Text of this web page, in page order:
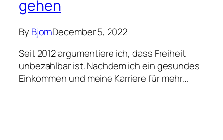
gehen
By BjornDecember 5, 2022
Seit 2012 argumentiere ich, dass Freiheit
unbezahlbar ist. Nachdem ich ein gesundes
Einkommen und meine Karriere für mehr…